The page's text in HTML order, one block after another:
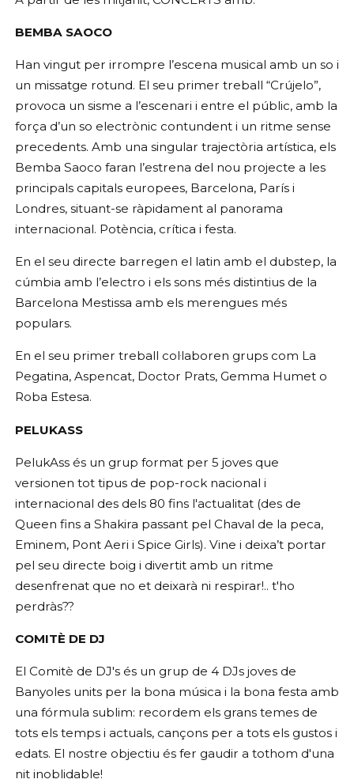
BEMBA SAOCO
Han vingut per irrompre l’escena musical amb un so i
un missatge rotund. El seu primer treball “Crújelo”,
provoca un sisme a l’escenari i entre el públic, amb la
força d’un so electrònic contundent i un ritme sense
precedents. Amb una singular trajectòria artística, els
Bemba Saoco faran l’estrena del nou projecte a les
principals capitals europees, Barcelona, París i
Londres, situant-se ràpidament al panorama
internacional. Potència, crítica i festa.
En el seu directe barregen el latin amb el dubstep, la
cúmbia amb l’electro i els sons més distintius de la
Barcelona Mestissa amb els merengues més
populars.
En el seu primer treball col·laboren grups com La
Pegatina, Aspencat, Doctor Prats, Gemma Humet o
Roba Estesa.
PELUKASS
PelukAss és un grup format per 5 joves que
versionen tot tipus de pop-rock nacional i
internacional des dels 80 fins l'actualitat (des de
Queen fins a Shakira passant pel Chaval de la peca,
Eminem, Pont Aeri i Spice Girls). Vine i deixa’t portar
pel seu directe boig i divertit amb un ritme
desenfrenat que no et deixarà ni respirar!.. t'ho
perdràs??
COMITÈ DE DJ
El Comitè de DJ's és un grup de 4 DJs joves de
Banyoles units per la bona música i la bona festa amb
una fórmula sublim: recordem els grans temes de
tots els temps i actuals, cançons per a tots els gustos i
edats. El nostre objectiu és fer gaudir a tothom d'una
nit inoblidable!